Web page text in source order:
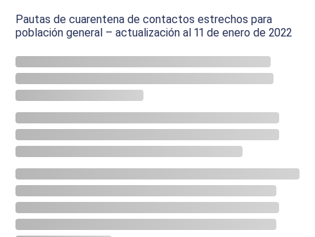
Pautas de cuarentena de contactos estrechos para
población general – actualización al 11 de enero de 2022